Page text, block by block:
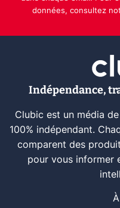
données, consultez
Indépendance,
Clubic est un média
100% indépendant.
comparent des
pour vous informer